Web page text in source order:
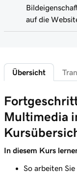
auf die
Lektion 6 (von
Website-
Lektion 7 (von
Bearbeiten
Lektion 8 (von
Übersicht
Multimedia
In diesem Kurs
So arbeiten